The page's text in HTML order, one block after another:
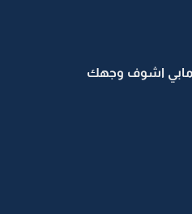
مابي اشوف وجهك